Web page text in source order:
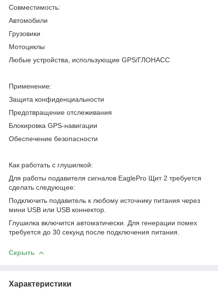
Совместимость:
Автомобили
Грузовики
Мотоциклы
Любые устройства, использующие GPS/ГЛОНАСС
Применение:
Защита конфиденциальности
Предотвращение отслеживания
Блокировка GPS-навигации
Обеспечение безопасности
Как работать с глушилкой:
Для работы подавителя сигналов EaglePro Щит 2 требуется
сделать следующее:
Подключить подавитель к любому источнику питания через
мини USB или USB коннектор.
Глушилка включится автоматически. Для генерации помех
требуется до 30 секунд после подключения питания.
Скрыть
Характеристики